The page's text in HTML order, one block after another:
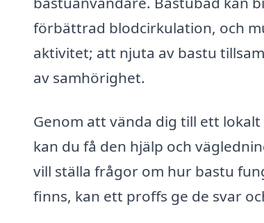
förbättrad blodcirkulation, och
aktivitet; att njuta av bastu
av samhörighet.
Genom att vända dig till ett
kan du få den hjälp och
vill ställa frågor om hur bastu
finns, kan ett proffs ge de svar